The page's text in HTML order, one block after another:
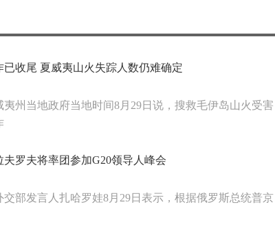
已收尾 夏威夷山火失踪人数仍难确定
夷州当地政府当地时间8月29日说，搜救毛伊岛山火受害
夫罗夫将率团参加G20领导人峰会
交部发言人扎哈罗娃8月29日表示，根据俄罗斯总统普京